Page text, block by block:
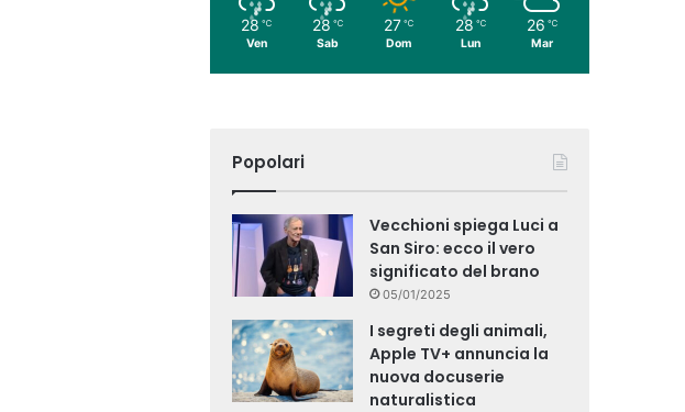
28 ℃
Ven
28 ℃
Sab
27 ℃
Dom
28 ℃
Lun
26 ℃
Mar
Popolari
Vecchioni spiega Luci a
San Siro: ecco il vero
significato del brano
05/01/2025
I segreti degli animali,
Apple TV+ annuncia la
nuova docuserie
naturalistica